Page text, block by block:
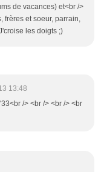
de vacances) et<br />
frères et soeur, parrain,
les doigts ;)
13:48
/> <br /> <br /> <br